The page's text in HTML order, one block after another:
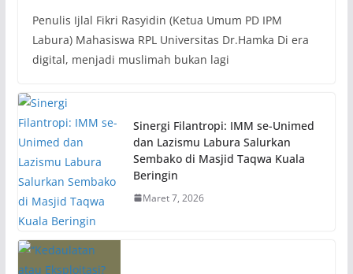
Penulis Ijlal Fikri Rasyidin (Ketua Umum PD IPM
Labura) Mahasiswa RPL Universitas Dr.Hamka Di era
digital, menjadi muslimah bukan lagi
Sinergi Filantropi: IMM se-Unimed
dan Lazismu Labura Salurkan
Sembako di Masjid Taqwa Kuala
Beringin
Maret 7, 2026